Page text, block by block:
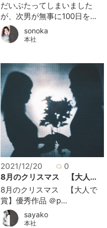
だいぶたってしまいました
が、次男が無事に100日を...
sonoka
本社
2021/12/20
0
8月のクリスマス 【大人...
8月のクリスマス 【大人で
賞】優秀作品 ＠p...
sayako
本社